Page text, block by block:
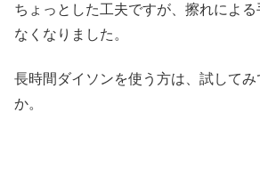
ちょっとした工夫ですが、擦れによ
なくなりました。
長時間ダイソンを使う方は、試してみ
か。